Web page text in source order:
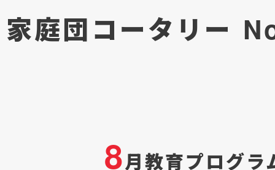
家庭団コータリー
8月教育プログラ